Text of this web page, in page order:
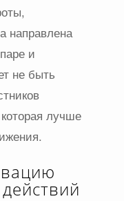
направлена
и
не быть
лучше